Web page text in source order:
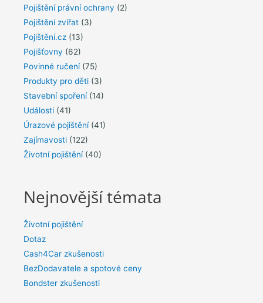
Pojištění právní ochrany (2)
Pojištění zvířat (3)
Pojištění.cz (13)
Pojišťovny (62)
Povinné ručení(75)
Produkty pro děti (3)
Stavební spoření(14)
Události (41)
Úrazové pojištění(41)
Zajímavosti (122)
Životní pojištění(40)
Nejnovější témata
Životní pojištění
Dotaz
Cash4Car zkušenosti
BezDodavatele a spotové ceny
Bondster zkušenosti